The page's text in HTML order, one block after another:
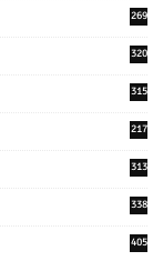
269
320
315
217
313
338
405